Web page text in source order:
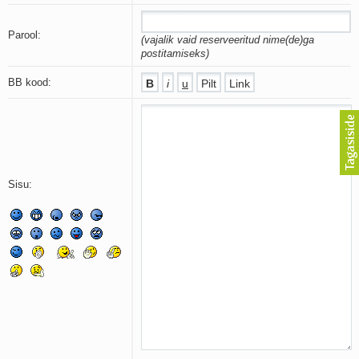
Laul võimalusest
Nii vaikseks kõik on jäänud
Mis saab sellest loomusevalust
Avanemine
Kassimäng
Läänemere lained
Üle müüri
Valgusemaastikud
Parool:
(vajalik vaid reserveeritud nime(de)ga
postitamiseks)
BB kood:
Sisu: